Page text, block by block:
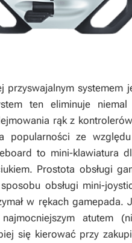
przyswajalnym systemem
ten eliminuje
rąk z
popularności ze
to mini-klawiatura
Prostota obsługi
obsługi mini-
w rękach gamepada.
atutem
się kierować przy